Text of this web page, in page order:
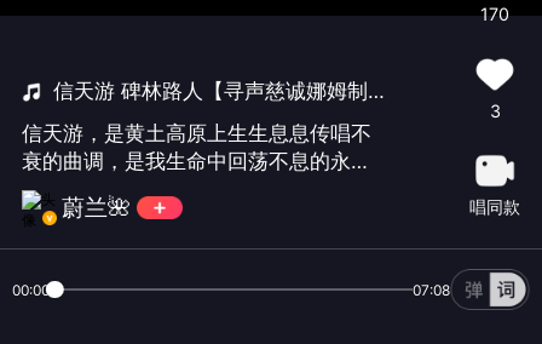
信天游 碑林路人【寻声慈诚娜姆制作】
信天游，是黄土高原上生生息息传唱不
衰的曲调，是我生命中回荡不息的永远
的主旋律………
蔚兰🌺
170
3
唱同款
00:00 07:08